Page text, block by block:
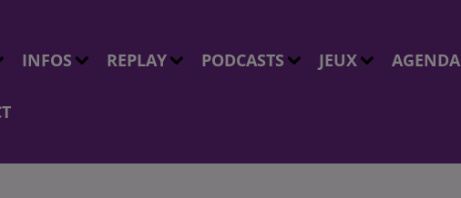
INFOS REPLAY PODCASTS JEUX AGENDA